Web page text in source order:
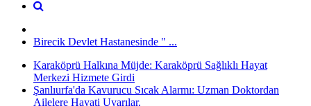
Birecik Devlet Hastanesinde " ...
Karaköprü Halkına Müjde: Karaköprü Sağlıklı Hayat
Merkezi Hizmete Girdi
Şanlıurfa'da Kavurucu Sıcak Alarmı: Uzman Doktordan
Ailelere Hayati Uyarılar.